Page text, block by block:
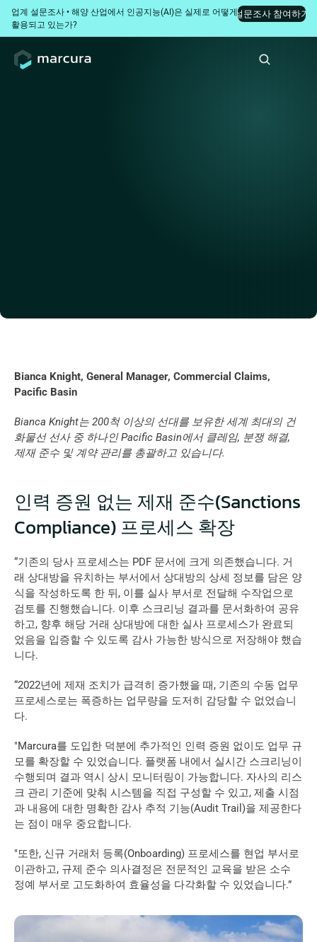
업계 설문조사 • 해양 산업에서 인공지능(AI)은 실제로 어떻게
활용되고 있는가?
설문조사 참여하기
Bianca Knight, General Manager, Commercial Claims,
Pacific Basin
Bianca Knight는 200척 이상의 선대를 보유한 세계 최대의 건
화물선 선사 중 하나인 Pacific Basin에서 클레임, 분쟁 해결,
제재 준수 및 계약 관리를 총괄하고 있습니다.
인력 증원 없는 제재 준수(Sanctions
Compliance) 프로세스 확장
“기존의 당사 프로세스는 PDF 문서에 크게 의존했습니다. 거
래 상대방을 유치하는 부서에서 상대방의 상세 정보를 담은 양
식을 작성하도록 한 뒤, 이를 실사 부서로 전달해 수작업으로
검토를 진행했습니다. 이후 스크리닝 결과를 문서화하여 공유
하고, 향후 해당 거래 상대방에 대한 실사 프로세스가 완료되
었음을 입증할 수 있도록 감사 가능한 방식으로 저장해야 했습
니다.
“2022년에 제재 조치가 급격히 증가했을 때, 기존의 수동 업무
프로세스로는 폭증하는 업무량을 도저히 감당할 수 없었습니
다.
"Marcura를 도입한 덕분에 추가적인 인력 증원 없이도 업무 규
모를 확장할 수 있었습니다. 플랫폼 내에서 실시간 스크리닝이
수행되며 결과 역시 상시 모니터링이 가능합니다. 자사의 리스
크 관리 기준에 맞춰 시스템을 직접 구성할 수 있고, 제출 시점
과 내용에 대한 명확한 감사 추적 기능(Audit Trail)을 제공한다
는 점이 매우 중요합니다.
"또한, 신규 거래처 등록(Onboarding) 프로세스를 현업 부서로
이관하고, 규제 준수 의사결정은 전문적인 교육을 받은 소수
정예 부서로 고도화하여 효율성을 다각화할 수 있었습니다.”